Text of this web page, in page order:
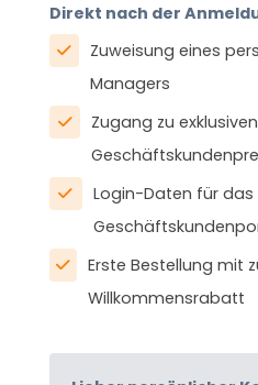
Direkt nach der
Zuweisung eines
Managers
Zugang zu exklusiven
Login-Daten für das
Erste Bestellung mit
Willkommensrabatt